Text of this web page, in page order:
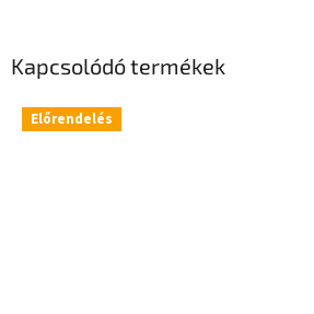
Kapcsolódó termékek
Előrendelés